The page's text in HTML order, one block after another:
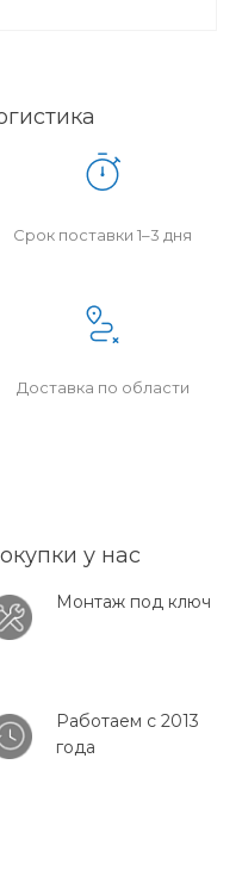
Срок поставки 1–3 дня
Доставка по области
у нас
Монтаж под ключ
Работаем с 2013
года